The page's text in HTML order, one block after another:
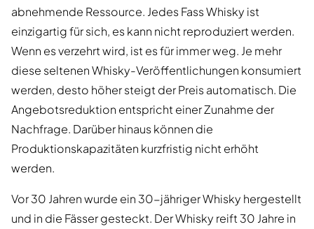
abnehmende Ressource. Jedes Fass Whisky ist
einzigartig für sich, es kann nicht reproduziert werden.
Wenn es verzehrt wird, ist es für immer weg. Je mehr
diese seltenen Whisky-Veröffentlichungen konsumiert
werden, desto höher steigt der Preis automatisch. Die
Angebotsreduktion entspricht einer Zunahme der
Nachfrage. Darüber hinaus können die
Produktionskapazitäten kurzfristig nicht erhöht
werden.
Vor 30 Jahren wurde ein 30-jähriger Whisky hergestellt
und in die Fässer gesteckt. Der Whisky reift 30 Jahre in